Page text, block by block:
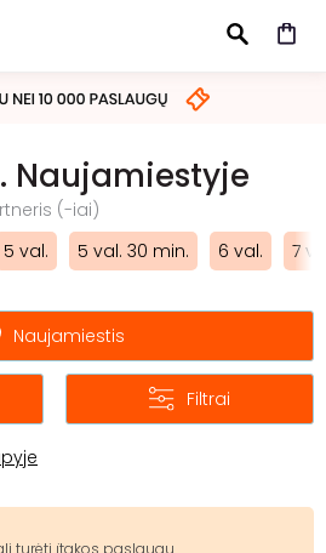
IEŠKOTI
Naujamiestyje
(-iai)
5 val. 5 val. 30 min. 6 val. 7
Naujamiestis
Filtrai
turėti įtakos paslaugų